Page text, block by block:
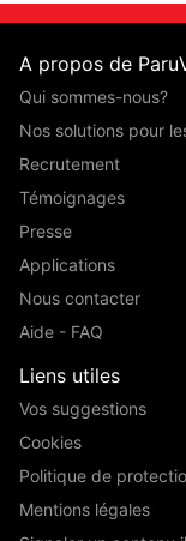
A propos de
Qui sommes-nous?
Nos solutions pour
Recrutement
Témoignages
Presse
Applications
Nous contacter
Aide - FAQ
Liens utiles
Vos suggestions
Cookies
Politique de
Mentions légales